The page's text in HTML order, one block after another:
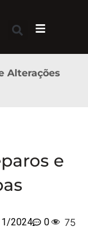
Alterações
e
2024 0 75